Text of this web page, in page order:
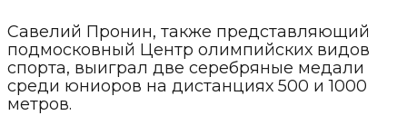
Савелий Пронин, также представляющий
подмосковный Центр олимпийских видов
спорта, выиграл две серебряные медали
среди юниоров на дистанциях 500 и 1000
метров.